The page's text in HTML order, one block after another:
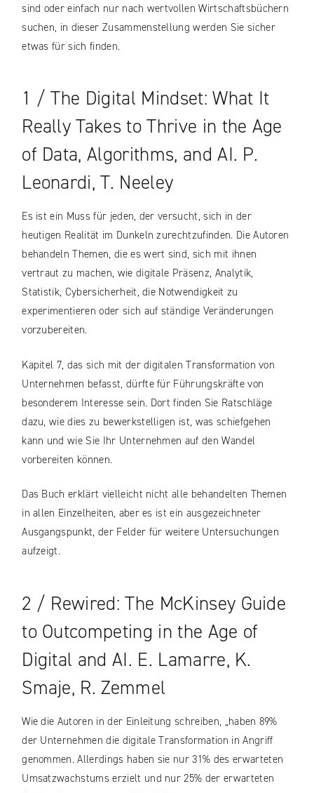
sind oder einfach nur nach wertvollen Wirtschaftsbüchern
suchen, in dieser Zusammenstellung werden Sie sicher
etwas für sich finden.
1 / The Digital Mindset: What It
Really Takes to Thrive in the Age
of Data, Algorithms, and AI. P.
Leonardi, T. Neeley
Es ist ein Muss für jeden, der versucht, sich in der
heutigen Realität im Dunkeln zurechtzufinden. Die Autoren
behandeln Themen, die es wert sind, sich mit ihnen
vertraut zu machen, wie digitale Präsenz, Analytik,
Statistik, Cybersicherheit, die Notwendigkeit zu
experimentieren oder sich auf ständige Veränderungen
vorzubereiten.
Kapitel 7, das sich mit der digitalen Transformation von
Unternehmen befasst, dürfte für Führungskräfte von
besonderem Interesse sein. Dort finden Sie Ratschläge
dazu, wie dies zu bewerkstelligen ist, was schiefgehen
kann und wie Sie Ihr Unternehmen auf den Wandel
vorbereiten können.
Das Buch erklärt vielleicht nicht alle behandelten Themen
in allen Einzelheiten, aber es ist ein ausgezeichneter
Ausgangspunkt, der Felder für weitere Untersuchungen
aufzeigt.
2 / Rewired: The McKinsey Guide
to Outcompeting in the Age of
Digital and AI. E. Lamarre, K.
Smaje, R. Zemmel
Wie die Autoren in der Einleitung schreiben, „haben 89%
der Unternehmen die digitale Transformation in Angriff
genommen. Allerdings haben sie nur 31% des erwarteten
Umsatzwachstums erzielt und nur 25% der erwarteten